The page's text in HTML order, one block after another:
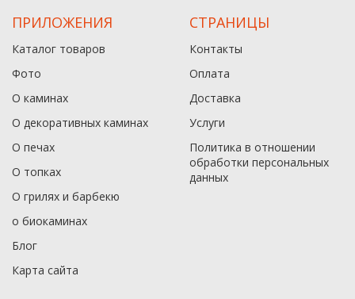
ПРИЛОЖЕНИЯ
Каталог товаров
Фото
О каминах
О декоративных каминах
О печах
О топках
О грилях и барбекю
о биокаминах
Блог
Карта сайта
СТРАНИЦЫ
Контакты
Оплата
Доставка
Услуги
Политика в отношении
обработки персональных
данныx